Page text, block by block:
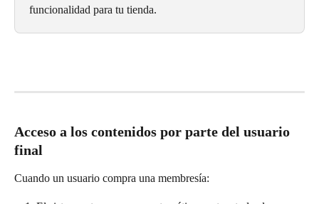
funcionalidad para tu tienda.
Acceso a los contenidos por parte del usuario
final
Cuando un usuario compra una membresía: